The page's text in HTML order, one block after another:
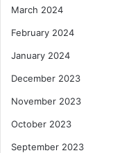
March 2024
February 2024
January 2024
December 2023
November 2023
October 2023
September 2023